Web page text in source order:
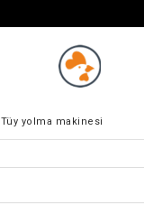
Tüy yolma makinesi